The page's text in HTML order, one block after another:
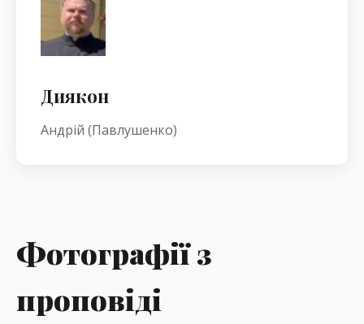
Диякон
Андрій (Павлушенко)
Фотографії з
проповіді